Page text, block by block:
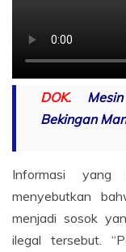
DOK.
Bekingan
Informasi yang
menyebutkan
menjadi sosok
ilegal tersebut.